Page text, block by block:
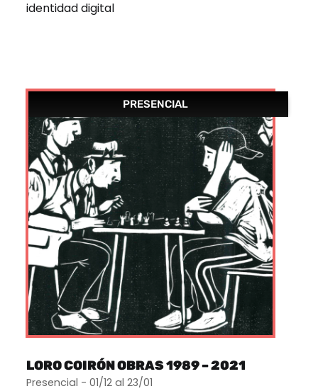
identidad digital
PRESENCIAL
LORO COIRÓN OBRAS 1989 – 2021
Presencial - 01/12 al 23/01